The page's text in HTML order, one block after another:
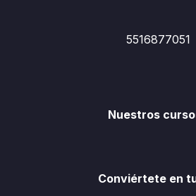
5516877051
Nuestros
Conviértete en